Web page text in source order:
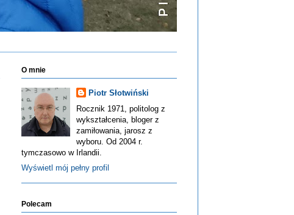
O mnie
Piotr Słotwiński
Rocznik 1971, politolog z
wykształcenia, bloger z
zamiłowania, jarosz z
wyboru. Od 2004 r.
tymczasowo w Irlandii.
Wyświetl mój pełny profil
Polecam